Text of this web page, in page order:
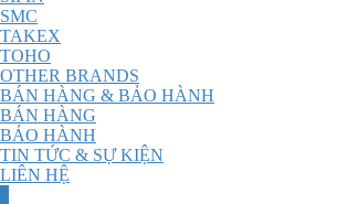
SMC
TAKEX
TOHO
OTHER BRANDS
BÁN HÀNG & BẢO HÀNH
BÁN HÀNG
BẢO HÀNH
TIN TỨC & SỰ KIỆN
LIÊN HỆ